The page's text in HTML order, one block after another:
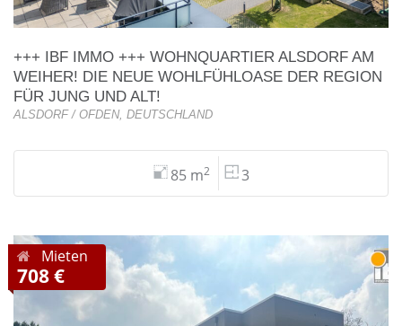
+++ IBF IMMO +++ WOHNQUARTIER ALSDORF AM
WEIHER! DIE NEUE WOHLFÜHLOASE DER REGION
FÜR JUNG UND ALT!
ALSDORF / OFDEN, DEUTSCHLAND
85 m2 3
Mieten
708 €